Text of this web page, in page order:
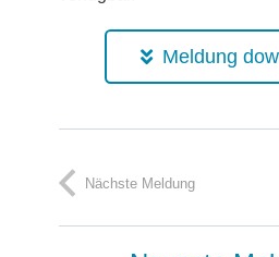
Meldung
Nächste Meldung